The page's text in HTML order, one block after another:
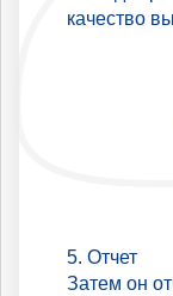
качество
Отчет
Затем он